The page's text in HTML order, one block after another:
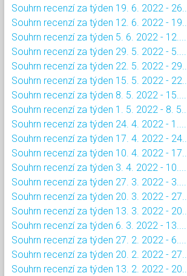
Souhrn recenzí za týden 19. 6. 2022 - 26....
Souhrn recenzí za týden 12. 6. 2022 - 19....
Souhrn recenzí za týden 5. 6. 2022 - 12....
Souhrn recenzí za týden 29. 5. 2022 - 5....
Souhrn recenzí za týden 22. 5. 2022 - 29....
Souhrn recenzí za týden 15. 5. 2022 - 22....
Souhrn recenzí za týden 8. 5. 2022 - 15....
Souhrn recenzí za týden 1. 5. 2022 - 8. 5....
Souhrn recenzí za týden 24. 4. 2022 - 1....
Souhrn recenzí za týden 17. 4. 2022 - 24....
Souhrn recenzí za týden 10. 4. 2022 - 17....
Souhrn recenzí za týden 3. 4. 2022 - 10....
Souhrn recenzí za týden 27. 3. 2022 - 3....
Souhrn recenzí za týden 20. 3. 2022 - 27....
Souhrn recenzí za týden 13. 3. 2022 - 20....
Souhrn recenzí za týden 6. 3. 2022 - 13....
Souhrn recenzí za týden 27. 2. 2022 - 6....
Souhrn recenzí za týden 20. 2. 2022 - 27....
Souhrn recenzí za týden 13. 2. 2022 - 20....